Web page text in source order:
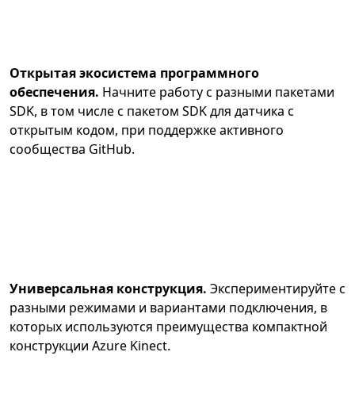
Открытая экосистема программного
обеспечения. Начните работу с разными пакетами
SDK, в том числе с пакетом SDK для датчика с
открытым кодом, при поддержке активного
сообщества GitHub.
Универсальная конструкция. Экспериментируйте с
разными режимами и вариантами подключения, в
которых используются преимущества компактной
конструкции Azure Kinect.